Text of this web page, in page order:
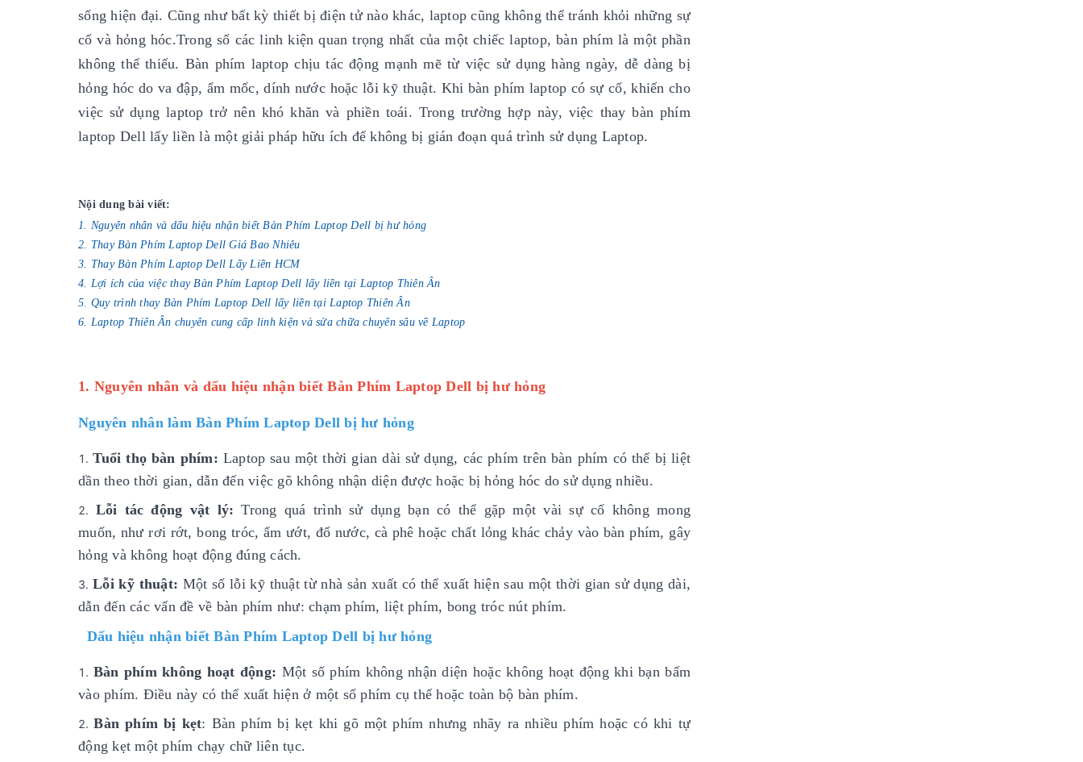
sống hiện đại. Cũng như bất kỳ thiết bị điện tử nào khác, laptop cũng không thể tránh khỏi những sự
cố và hỏng hóc.Trong số các linh kiện quan trọng nhất của một chiếc laptop, bàn phím là một phần
không thể thiếu. Bàn phím laptop chịu tác động mạnh mẽ từ việc sử dụng hàng ngày, dễ dàng bị
hỏng hóc do va đập, ẩm mốc, dính nước hoặc lỗi kỹ thuật. Khi bàn phím laptop có sự cố, khiến cho
việc sử dụng laptop trở nên khó khăn và phiền toái. Trong trường hợp này, việc thay bàn phím
laptop Dell lấy liền là một giải pháp hữu ích để không bị gián đoạn quá trình sử dụng Laptop.
Nội dung bài viết:
1. Nguyên nhân và dấu hiệu nhận biết Bàn Phím Laptop Dell bị hư hỏng
2. Thay Bàn Phím Laptop Dell Giá Bao Nhiêu
3. Thay Bàn Phím Laptop Dell Lấy Liền HCM
4. Lợi ích của việc thay Bàn Phím Laptop Dell lấy liền tại Laptop Thiên Ân
5. Quy trình thay Bàn Phím Laptop Dell lấy liền tại Laptop Thiên Ân
6. Laptop Thiên Ân chuyên cung cấp linh kiện và sửa chữa chuyên sâu về Laptop
1. Nguyên nhân và dấu hiệu nhận biết Bàn Phím Laptop Dell bị hư hỏng
Nguyên nhân làm Bàn Phím Laptop Dell bị hư hỏng
Tuổi thọ bàn phím: Laptop sau một thời gian dài sử dụng, các phím trên bàn phím có thể bị liệt
dần theo thời gian, dẫn đến việc gõ không nhận diện được hoặc bị hỏng hóc do sử dụng nhiều.
Lỗi tác động vật lý:Trong quá trình sử dụng bạn có thể gặp một vài sự cố không mong
muốn, như rơi rớt, bong tróc, ẩm ướt, đổ nước, cà phê hoặc chất lỏng khác chảy vào bàn phím, gây
hỏng và không hoạt động đúng cách.
Lỗi kỹ thuật: Một số lỗi kỹ thuật từ nhà sản xuất có thể xuất hiện sau một thời gian sử dụng dài,
dẫn đến các vấn đề về bàn phím như: chạm phím, liệt phím, bong tróc nút phím.
Dấu hiệu nhận biết Bàn Phím Laptop Dell bị hư hỏng
Bàn phím không hoạt động: Một số phím không nhận diện hoặc không hoạt động khi bạn bấm
vào phím. Điều này có thể xuất hiện ở một số phím cụ thể hoặc toàn bộ bàn phím.
Bàn phím bị kẹt: Bàn phím bị kẹt khi gõ một phím nhưng nhãy ra nhiều phím hoặc có khi tự
động kẹt một phím chạy chữ liên tục.